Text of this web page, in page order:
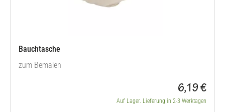
Bauchtasche
zum Bemalen
6,19 €
Auf Lager. Lieferung in 2-3 Werktagen